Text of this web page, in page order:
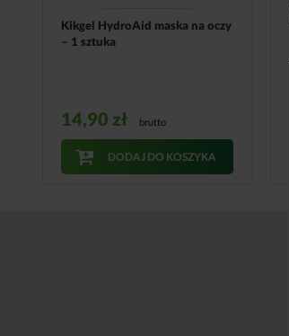
Kikgel HydroAid maska na oczy
– 1 sztuka
14,90 zł brutto
DODAJ DO KOSZYKA